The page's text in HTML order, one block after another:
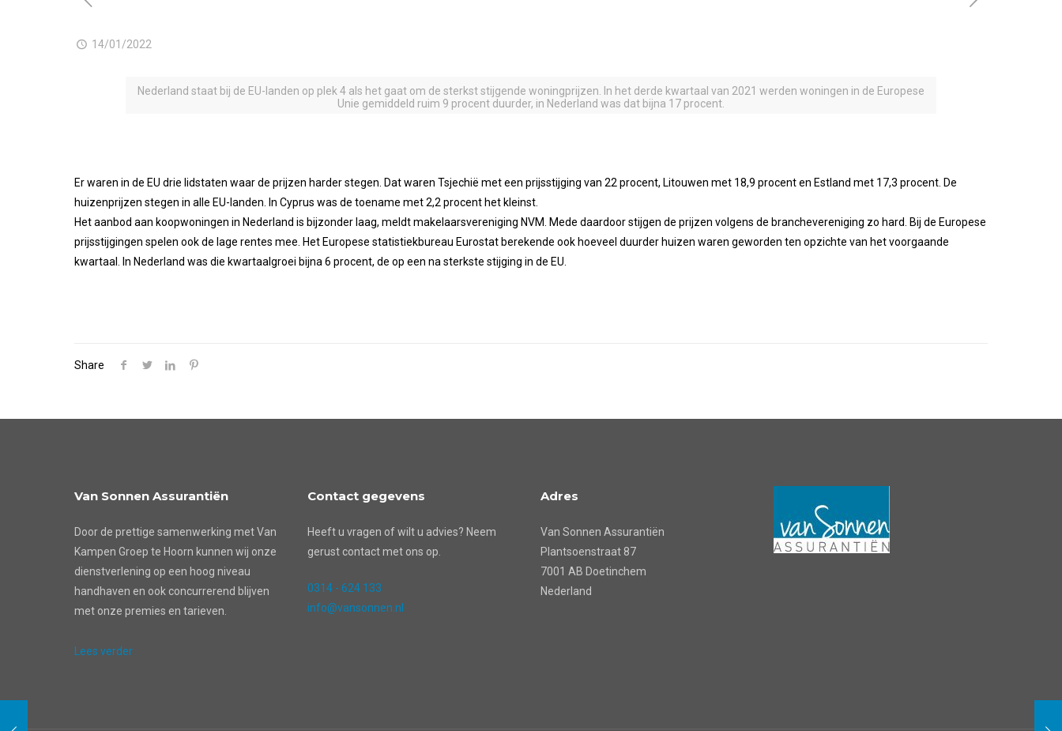
14/01/2022
Nederland staat bij de EU-landen op plek 4 als het gaat om de sterkst stijgende woningprijzen. In het derde kwartaal van 2021 werden woningen in de Europese
Unie gemiddeld ruim 9 procent duurder, in Nederland was dat bijna 17 procent.
Er waren in de EU drie lidstaten waar de prijzen harder stegen. Dat waren Tsjechië met een prijsstijging van 22 procent, Litouwen met 18,9 procent en Estland met 17,3 procent. De
huizenprijzen stegen in alle EU-landen. In Cyprus was de toename met 2,2 procent het kleinst.
Het aanbod aan koopwoningen in Nederland is bijzonder laag, meldt makelaarsvereniging NVM. Mede daardoor stijgen de prijzen volgens de branchevereniging zo hard. Bij de Europese
prijsstijgingen spelen ook de lage rentes mee. Het Europese statistiekbureau Eurostat berekende ook hoeveel duurder huizen waren geworden ten opzichte van het voorgaande
kwartaal. In Nederland was die kwartaalgroei bijna 6 procent, de op een na sterkste stijging in de EU.
Share
Van Sonnen Assurantiën
Door de prettige samenwerking met Van
Kampen Groep te Hoorn kunnen wij onze
dienstverlening op een hoog niveau
handhaven en ook concurrerend blijven
met onze premies en tarieven.
Lees verder
Contact gegevens
Heeft u vragen of wilt u advies? Neem
gerust contact met ons op.
0314 - 624 133
info@vansonnen.nl
Adres
Van Sonnen Assurantiën
Plantsoenstraat 87
7001 AB Doetinchem
Nederland